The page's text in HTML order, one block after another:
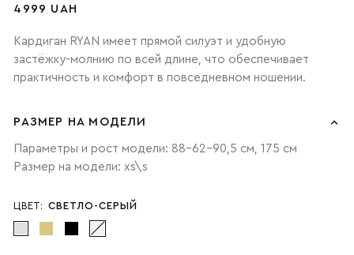
4999 UAH
Кардиган RYAN имеет прямой силуэт и удобную
застёжку-молнию по всей длине, что обеспечивает
практичность и комфорт в повседневном ношении.
РАЗМЕР НА МОДЕЛИ
Параметры и рост модели: 88-62-90,5 см, 175 см
Размер на модели: xs\s
ЦВЕТ: СВЕТЛО-СЕРЫЙ